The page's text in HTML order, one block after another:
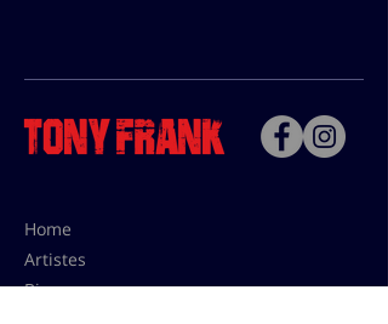
Home
Artistes
Bio